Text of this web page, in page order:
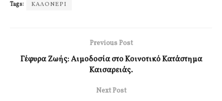
Tags: ΚΑΛΟΝΕΡΙ
Previous Post
Γέφυρα Ζωής:Αιμοδοσία στο Κοινοτικό Κατάστημα
Καισαρειάς.
Next Post